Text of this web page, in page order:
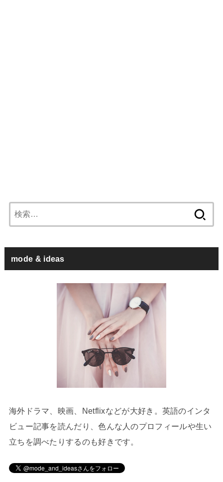
索:
mode & ideas
海外ドラマ、映画、Netflixなどが大好き。英語のインタ
ビュー記事を読んだり、色んな人のプロフィールや生い
立ちを調べたりするのも好きです。